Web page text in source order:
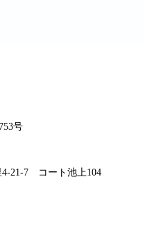
号
21-7 コート池上104